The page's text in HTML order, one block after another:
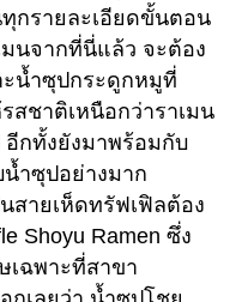
ทุกรายละเอียดขั้นตอน
นจากที่นี่แล้ว จะต้อง
น้ำซุปกระดูกหมูที่
สชาติเหนือกว่าราเมน
กทั้งยังมาพร้อมกับ
ำซุปอย่างมาก
สายเห็ดทรัฟเฟิลต้อง
Shoyu Ramen ซึ่ง
เฉพาะที่สาขา